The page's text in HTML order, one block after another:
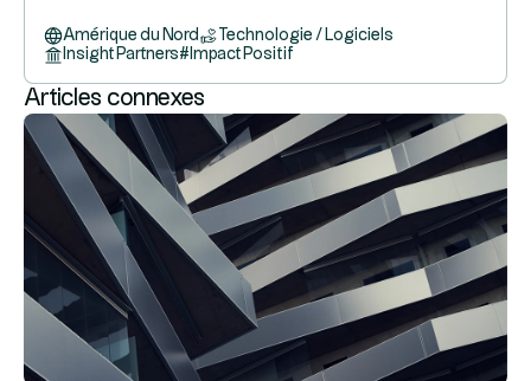
Amérique du Nord
Technologie / Logiciels
Insight Partners# Impact Positif
Articles connexes